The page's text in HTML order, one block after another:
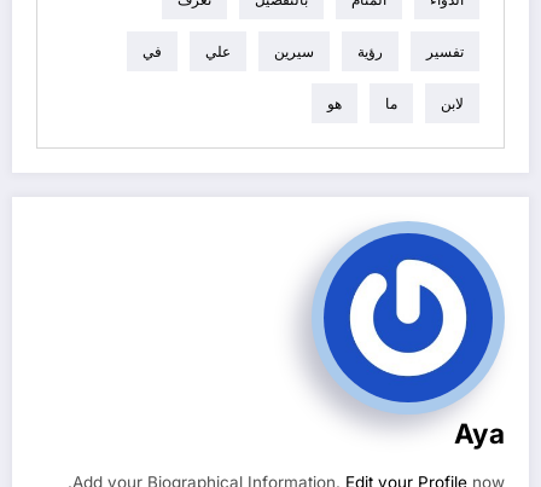
تفسير رؤية سيرين علي في
لابن ما هو
Aya
Add your Biographical Information. Edit your Profile now.